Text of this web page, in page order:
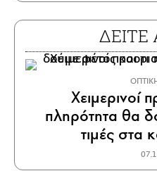
Χειμερινοί
πληρότητα θα
τιμές στα